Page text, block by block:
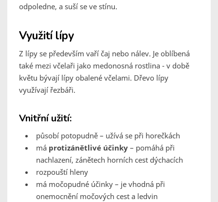
odpoledne, a suší se ve stínu.
Využití lípy
Z lípy se především vaří čaj nebo nálev. Je oblíbená
také mezi včelaři jako medonosná rostlina - v době
květu bývají lípy obalené včelami. Dřevo lípy
využívají řezbáři.
Vnitřní užití:
působí potopudně – užívá se při horečkách
má protizánětlivé účinky – pomáhá při
nachlazení, zánětech horních cest dýchacích
rozpouští hleny
má močopudné účinky – je vhodná při
onemocnění močových cest a ledvin